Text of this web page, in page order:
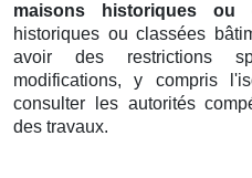
maisons historiques ou
historiques ou classées
avoir des restrictions
modifications, y compris
consulter les autorités
des travaux.